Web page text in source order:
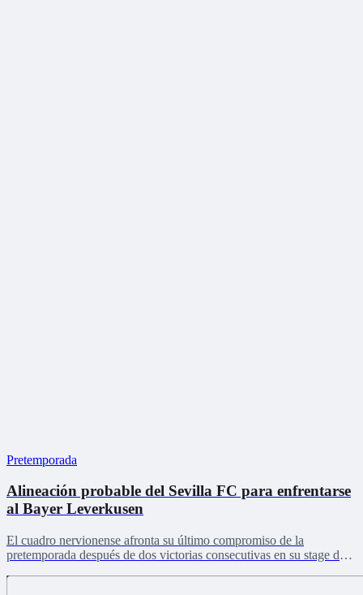
Pretemporada
Alineación probable del Sevilla FC para enfrentarse
al Bayer Leverkusen
El cuadro nervionense afronta su último compromiso de la
pretemporada después de dos victorias consecutivas en su stage de